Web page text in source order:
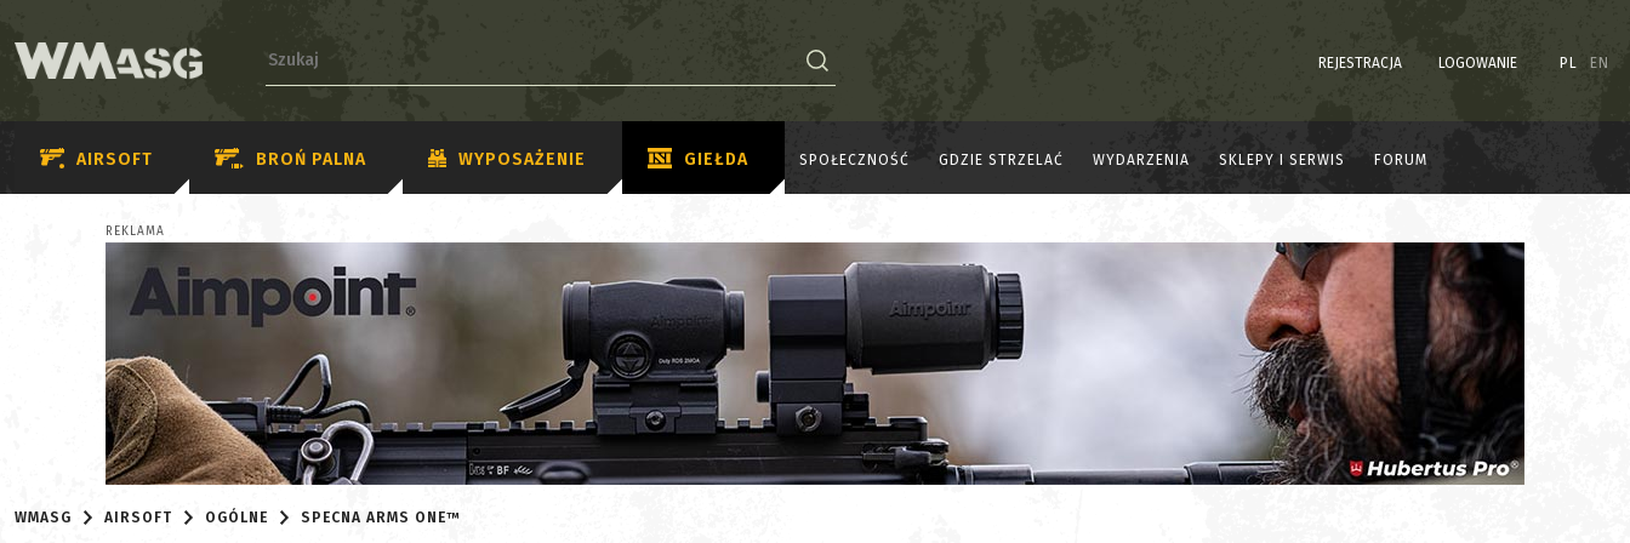
REJESTRACJA LOGOWANIE PL EN
AIRSOFT BROŃ PALNA WYPOSAŻENIE GIEŁDA SPOŁECZNOŚĆ GDZIE STRZELAĆ WYDARZENIA SKLEPY I SERWIS FORUM
REKLAMA
WMASG AIRSOFT OGÓLNE SPECNA ARMS ONE™